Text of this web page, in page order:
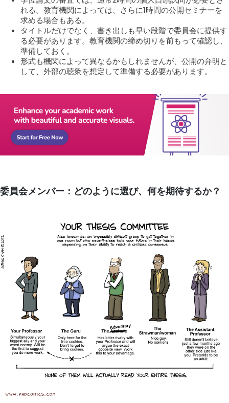
れる。教育機関によっては、さらに1時間の公開セミナーを
求める場合もある。
タイトルだけでなく、書き出しも早い段階で委員会に提供す
る必要があります。教育機関の締め切りを前もって確認し、
準備しておく。
形式も機関によって異なるかもしれませんが、公開の弁明と
して、外部の聴衆を想定して準備する必要があります。
委員会メンバー：どのように選び、何を期待するか？